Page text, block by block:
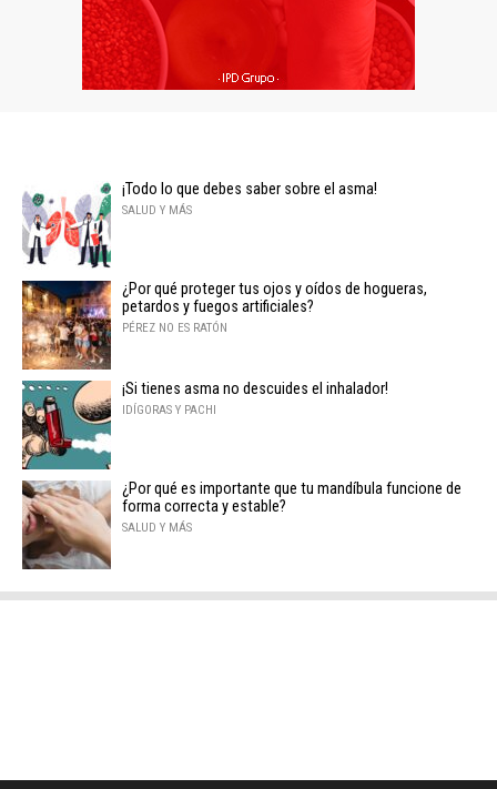
¡Todo lo que debes saber sobre el asma!
SALUD Y MÁS
¿Por qué proteger tus ojos y oídos de hogueras,
petardos y fuegos artificiales?
PÉREZ NO ES RATÓN
¡Si tienes asma no descuides el inhalador!
IDÍGORAS Y PACHI
¿Por qué es importante que tu mandíbula funcione de
forma correcta y estable?
SALUD Y MÁS